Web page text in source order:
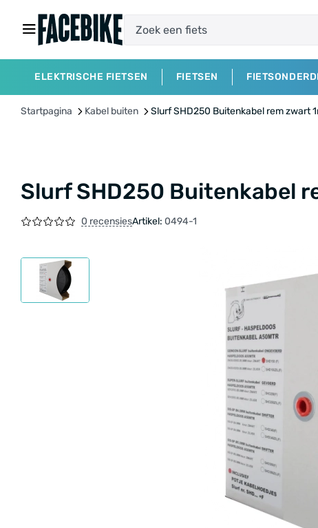
ELEKTRISCHE FIETSEN FIETSEN
Startpagina Kabel buiten Slurf SHD250 Buitenkabel rem zwart
Slurf SHD250 Buitenkabel
0 recensiesArtikel: 0494-1